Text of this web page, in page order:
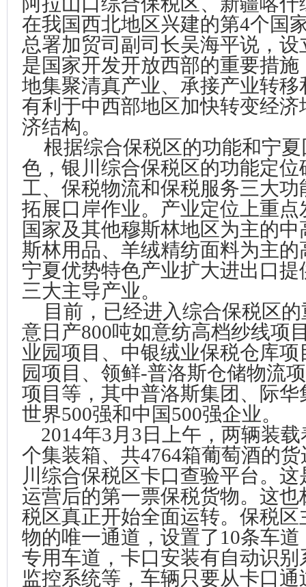
在我国西北地区兴建的第4个国
总署加贸司副司长吴海平说，
是国家开发开放西部的重要措
地集聚清真产业、承接产业转
有利于中西部地区加快转变经
济结构。
根据综合保税区的功能和宁
色，银川综合保税区的功能定
工、保税物流和保税服务三大
拓展口岸作业。产业定位上重
国家及其他穆斯林地区为主的
斯林用品、羊绒精纺面料为主
宁夏优势特色产业扩大进出口
三大主导产业。
目前，已经进入综合保税区
意日产800吨如意纺高档纱线项
业园项目、中银绒业保税仓库
园项目、领鲜-普洛斯仓储物流
项目等，其中普洛斯集团、际
世界500强和中国500强企业。
2014年3月 3 日上午，两辆装
个集装箱、共4764箱葡萄酒的
川综合保税区卡口查验平台。
运营后的第一票保税货物。这
税区真正开始全面运转。保税
物的唯一通道，设置了10条车
专用车道，卡口安装有自动识
监控系统等，车辆只要从卡口